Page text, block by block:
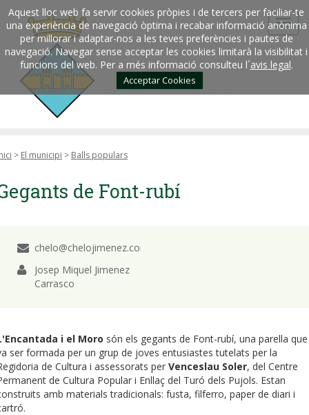
Aquest lloc web fa servir cookies pròpies i de tercers per faciliar-te
una experiència de navegació òptima i recabar informació anònima
per millorar i adaptar-nos a les teves preferències i pautes de
navegació. Navegar sense acceptar les cookies limitarà la visibilitat i
funcions del web. Per a més informació consulteu l´avis legal.
Acceptar Cookies
> El municipi > Balls populars
de Font-rubí
chelo@chelojimenez.com
Josep Miquel Jimenez
Carrasco
i el Moro són els gegants de Font-rubí, una parella que
ser formada per un grup de joves entusiastes tutelats per la
de Cultura i assessorats per Venceslau Soler, del Centre
de Cultura Popular i Enllaç del Turó dels Pujols. Estan
amb materials tradicionals: fusta, filferro, paper de diari i